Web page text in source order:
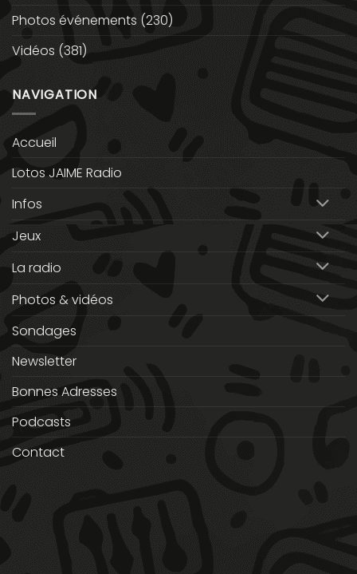
Photos événements (230)
Vidéos (381)
NAVIGATION
Accueil
Lotos JAIME Radio
Infos
Jeux
La radio
Photos & vidéos
Sondages
Newsletter
Bonnes Adresses
Podcasts
Contact